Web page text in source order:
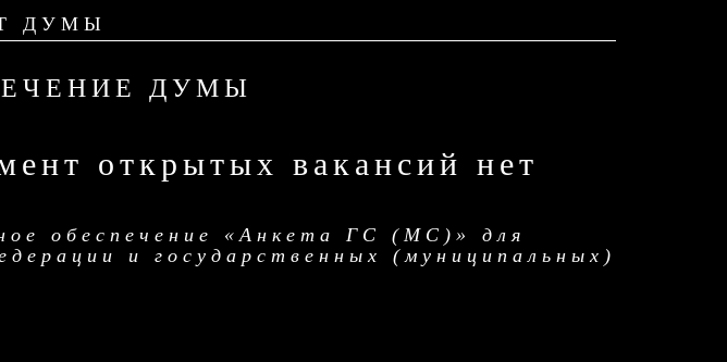
ДУМЫ
ДУМЫ
открытых вакансий нет
обеспечение «Анкета ГС (МС)» для
и государственных (муниципальных)